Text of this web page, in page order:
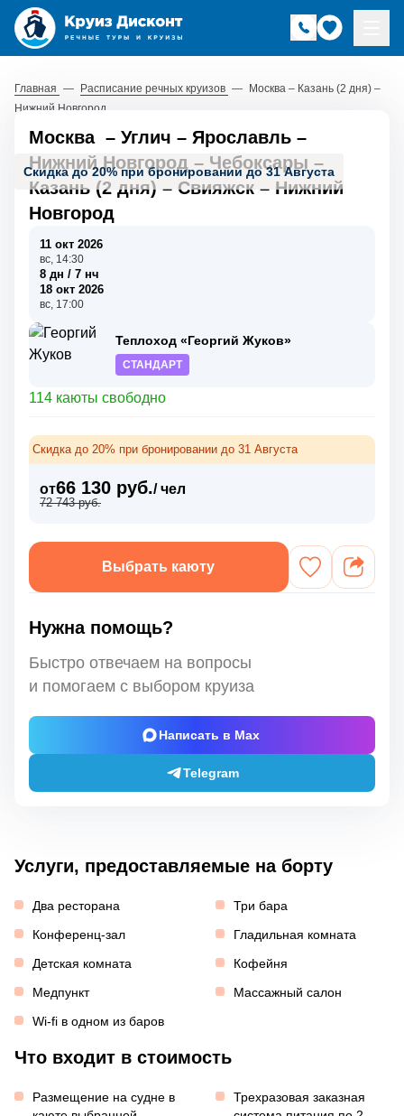
Главная — Расписание речных круизов — Москва – Казань (2 дня) –
Нижний Новгород
Скидка до 20% при бронировании до 31 Августа
Москва – Углич – Ярославль –
Нижний Новгород – Чебоксары –
Казань (2 дня) – Свияжск – Нижний
Новгород
11 окт 2026
вс, 14:30
8 дн / 7 нч
18 окт 2026
вс, 17:00
Теплоход «Георгий Жуков»
СТАНДАРТ
114 каюты свободно
Скидка до 20% при бронировании до 31 Августа
от66 130 руб./ чел
72 743 руб.
Выбрать каюту
Нужна помощь?
Быстро отвечаем на вопросы
и помогаем с выбором круиза
Написать в Max
Telegram
Услуги, предоставляемые на борту
Два ресторана
Три бара
Конференц-зал
Гладильная комната
Детская комната
Кофейня
Медпункт
Массажный салон
Wi-fi в одном из баров
Что входит в стоимость
Размещение на судне в
Трехразовая заказная